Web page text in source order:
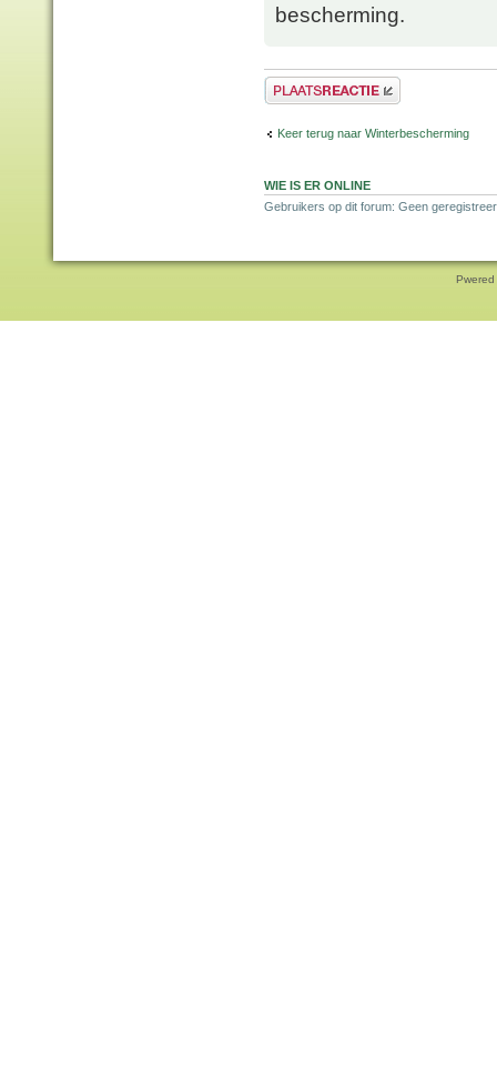
bescherming.
Plaats een reactie
Keer terug naar Winterbescherming
WIE IS ER ONLINE
Gebruikers op dit forum: Geen